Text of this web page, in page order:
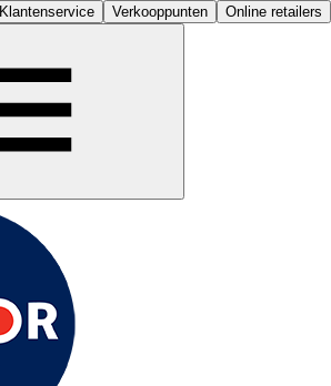
Klantenservice Verkooppunten Online retailers